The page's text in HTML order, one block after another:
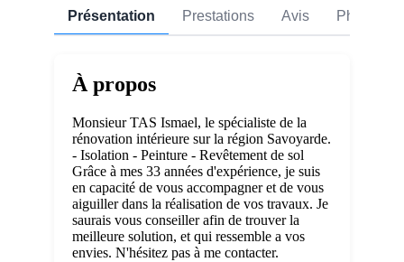
Présentation Prestations Avis Photos
À propos
Monsieur TAS Ismael, le spécialiste de la
rénovation intérieure sur la région Savoyarde.
- Isolation - Peinture - Revêtement de sol
Grâce à mes 33 années d'expérience, je suis
en capacité de vous accompagner et de vous
aiguiller dans la réalisation de vos travaux. Je
saurais vous conseiller afin de trouver la
meilleure solution, et qui ressemble a vos
envies. N'hésitez pas à me contacter.